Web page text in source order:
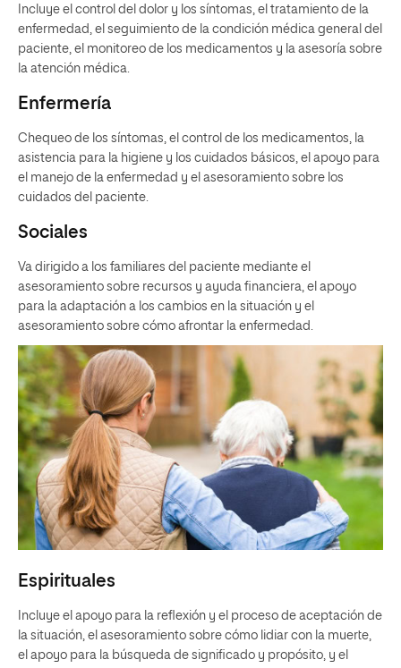
Incluye el control del dolor y los síntomas, el tratamiento de la
enfermedad, el seguimiento de la condición médica general del
paciente, el monitoreo de los medicamentos y la asesoría sobre
la atención médica.
Enfermería
Chequeo de los síntomas, el control de los medicamentos, la
asistencia para la higiene y los cuidados básicos, el apoyo para
el manejo de la enfermedad y el asesoramiento sobre los
cuidados del paciente.
Sociales
Va dirigido a los familiares del paciente mediante el
asesoramiento sobre recursos y ayuda financiera, el apoyo
para la adaptación a los cambios en la situación y el
asesoramiento sobre cómo afrontar la enfermedad.
Espirituales
Incluye el apoyo para la reflexión y el proceso de aceptación de
la situación, el asesoramiento sobre cómo lidiar con la muerte,
el apoyo para la búsqueda de significado y propósito, y el